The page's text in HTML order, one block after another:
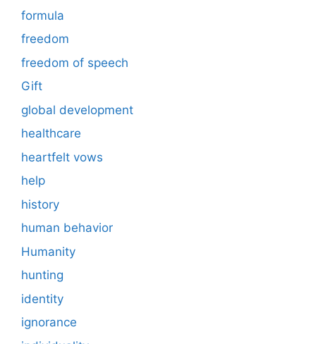
formula
freedom
freedom of speech
Gift
global development
healthcare
heartfelt vows
help
history
human behavior
Humanity
hunting
identity
ignorance